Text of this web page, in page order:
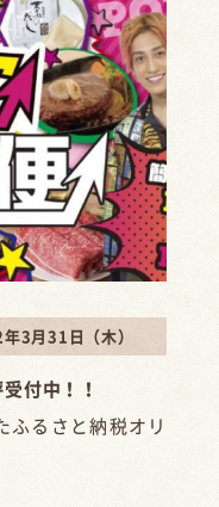
3月31日（木）
付中！！
ふるさと納税オリ